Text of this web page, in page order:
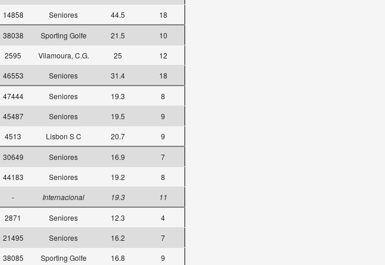
14858 Seniores 44.5 18
38038 Sporting Golfe 21.5
10
2595 Vilamoura, C.G. 25
12
46553 Seniores 31.4 18
47444 Seniores 19.3
8
45487 Seniores 19.5
9
4513 Lisbon S C 20.7 9
30649 Seniores 16.9
7
44183 Seniores 19.2
8
- Internacional 19.3 11
2871 Seniores 12.3
4
21495 Seniores 16.2
7
38085 Sporting Golfe 16.8 9